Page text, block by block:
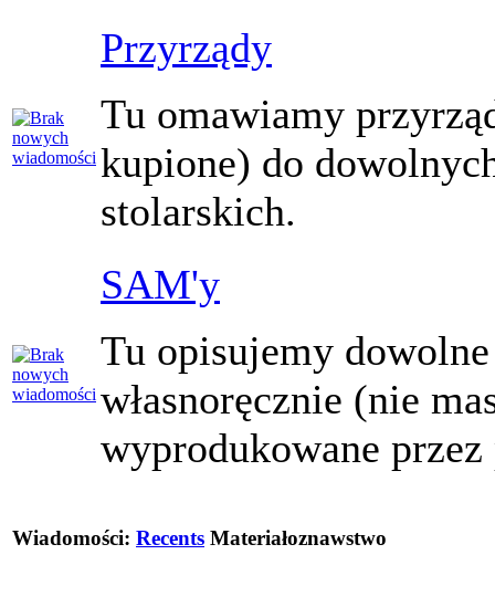
Przyrządy
Tu omawiamy
kupione) do
stolarskich.
SAM'y
Tu opisujemy
własnoręcznie (nie
wyprodukowane
Wiadomości: Recents Materiałoznawstwo